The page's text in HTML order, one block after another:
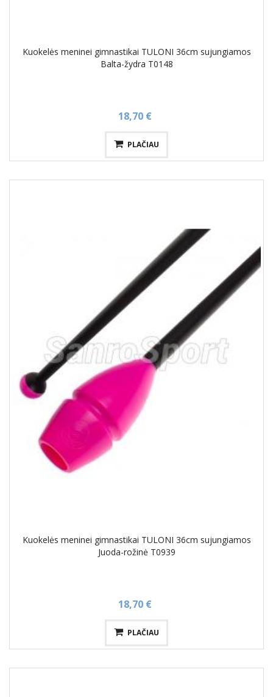
Kuokelės meninei gimnastikai TULONI 36cm sujungiamos
Balta-žydra T0148
18,70 €
PLAČIAU
Kuokelės meninei gimnastikai TULONI 36cm sujungiamos
Juoda-rožinė T0939
18,70 €
PLAČIAU